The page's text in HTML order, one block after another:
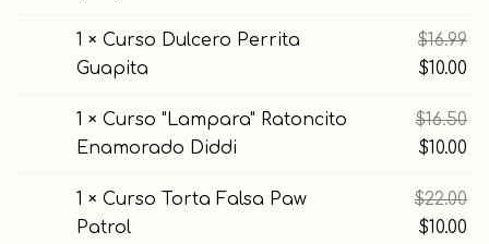
1 × Curso Dulcero Perrita
Guapita
$16.99El
$10.00
1 × Curso "Lampara" Ratoncito
Enamorado Diddi
$16.50El
$10.00
1 × Curso Torta Falsa Paw
Patrol
$22.00El
$10.00